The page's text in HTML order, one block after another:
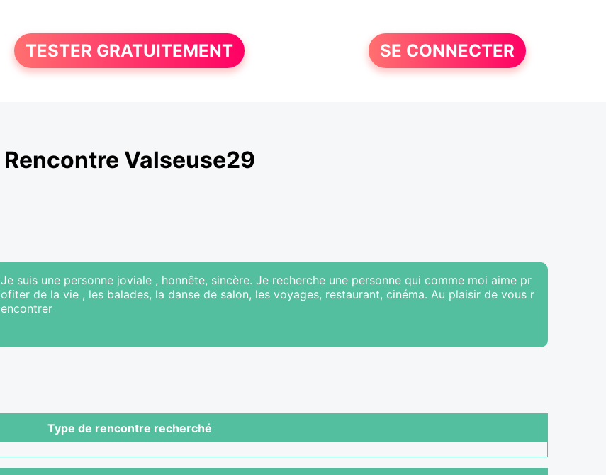
TESTER GRATUITEMENT SE CONNECTER
Rencontre Valseuse29
Je suis une personne joviale , honnête, sincère. Je recherche une personne qui comme moi aime pr
ofiter de la vie , les balades, la danse de salon, les voyages, restaurant, cinéma. Au plaisir de vous r
encontrer
Type de rencontre recherché